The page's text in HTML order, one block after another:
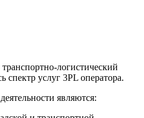
логистический
спектр услуг 3PL оператора.
являются: